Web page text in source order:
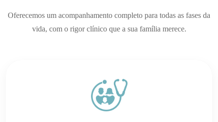
Oferecemos um acompanhamento completo para todas as fases da
vida, com o rigor clínico que a sua família merece.